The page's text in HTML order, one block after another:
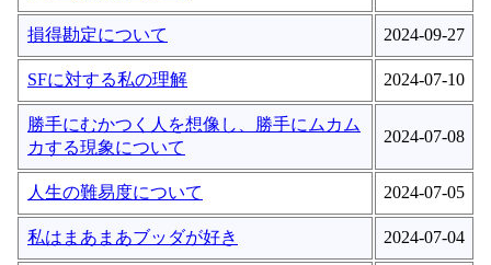
損得勘定について 2024-09-27
SFに対する私の理解 2024-07-10
勝手にむかつく人を想像し、勝手にムカム
カする現象について
2024-07-08
人生の難易度について 2024-07-05
私はまあまあブッダが好き 2024-07-04